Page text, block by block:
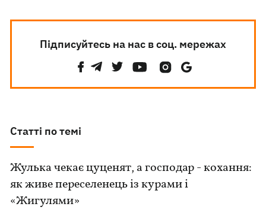
Підписуйтесь на нас в соц. мережах
Статті по темі
Жулька чекає цуценят, а господар - кохання:
як живе переселенець із курами і
«Жигулями»